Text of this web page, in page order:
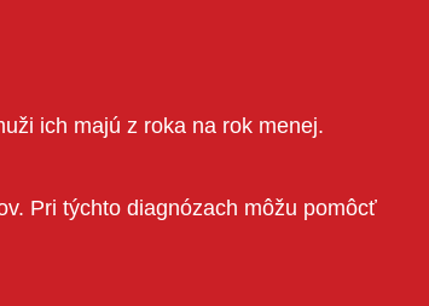
ich majú z roka na rok menej.
Pri týchto diagnózach môžu pomôcť